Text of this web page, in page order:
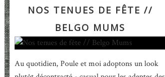
NOS TENUES DE FÊTE //
BELGO MUMS
Au quotidien, Poule et moi adoptons un look